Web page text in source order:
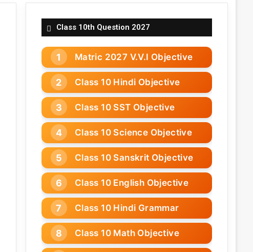
Class 10th Question 2027
Matric 2027 V.V.I Objective
Class 10 Hindi Objective
Class 10 SST Objective
Class 10 Science Objective
Class 10 Sanskrit Objective
Class 10 English Objective
Class 10 Hindi Grammar
Class 10 Math Objective